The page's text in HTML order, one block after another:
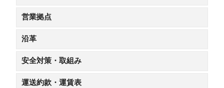
営業拠点
沿革
安全対策・取組み
運送約款・運賃表